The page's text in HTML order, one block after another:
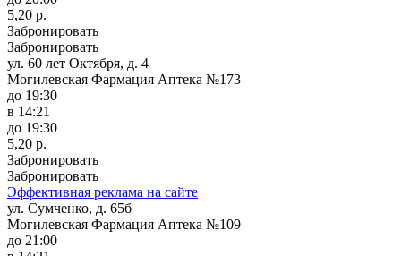
5,20 р.
Забронировать
Забронировать
ул. 60 лет Октября, д. 4
Могилевская Фармация Аптека №173
до 19:30
в 14:21
до 19:30
5,20 р.
Забронировать
Забронировать
Эффективная реклама на сайте
ул. Сумченко, д. 65б
Могилевская Фармация Аптека №109
до 21:00